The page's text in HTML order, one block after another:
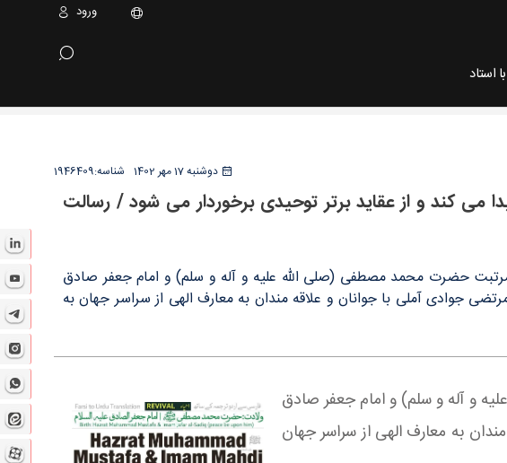
ورود
استاد
دوشنبه 17 مهر 1402 1946409شناسه:
می کند و از عقاید برتر توحیدی برخوردار می شود / رسالت
حضرت محمد مصطفی (صلی الله علیه و آله و سلم) و امام جعفر صادق
جوادی آملی با جوانان و علاقه مندان به معارف الهی از سراسر جهان به
و آله و سلم) و امام جعفر صادق
به معارف الهی از سراسر جهان